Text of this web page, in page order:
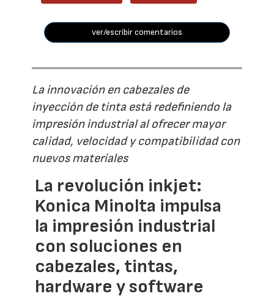
ver/escribir comentarios
La innovación en cabezales de
inyección de tinta está redefiniendo la
impresión industrial al ofrecer mayor
calidad, velocidad y compatibilidad con
nuevos materiales
La revolución inkjet:
Konica Minolta impulsa
la impresión industrial
con soluciones en
cabezales, tintas,
hardware y software